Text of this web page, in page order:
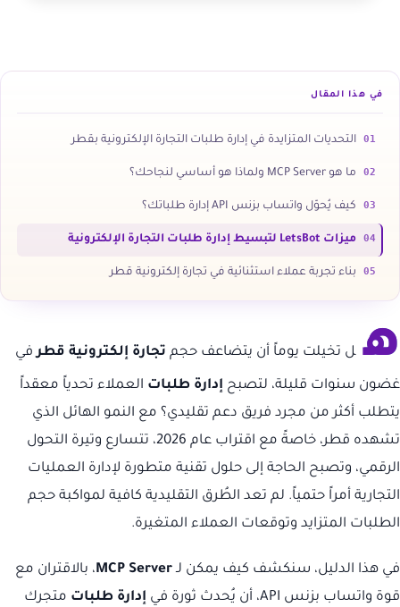
في هذا المقال
01 التحديات المتزايدة في إدارة طلبات التجارة الإلكترونية بقطر
02 ما هو MCP Server ولماذا هو أساسي لنجاحك؟
03 كيف يُحوّل واتساب بزنس API إدارة طلباتك؟
04 ميزات LetsBot لتبسيط إدارة طلبات التجارة الإلكترونية
05 بناء تجربة عملاء استثنائية في تجارة إلكترونية قطر
ه ل تخيلت يوماً أن يتضاعف حجم تجارة إلكترونية قطرفي
غضون سنوات قليلة، لتصبح إدارة طلبات العملاء تحدياً معقداً
يتطلب أكثر من مجرد فريق دعم تقليدي؟ مع النمو الهائل الذي
تشهده قطر، خاصةً مع اقتراب عام 2026، تتسارع وتيرة التحول
الرقمي، وتصبح الحاجة إلى حلول تقنية متطورة لإدارة العمليات
التجارية أمراً حتمياً. لم تعد الطُرق التقليدية كافية لمواكبة حجم
الطلبات المتزايد وتوقعات العملاء المتغيرة.
في هذا الدليل، سنكشف كيف يمكن لـMCP Server، بالاقتران مع
قوة واتساب بزنس API، أن يُحدث ثورة في
إدارة طلبات متجرك